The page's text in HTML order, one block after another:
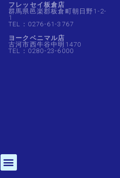
フレッセイ板倉店
群馬県邑楽郡板倉町朝日野1-2-
1
TEL：0276-61-3767
ヨークベニマル店
古河市西牛谷中明1470
TEL：0280-23-6000